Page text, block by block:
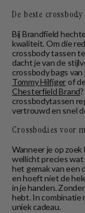
De beste
Bij Brandfield
kwaliteit. Om die
crossbody tassen
dacht je van de
crossbody bags van
Tommy Hilfiger of
Chesterfield Brand
crossbodytassen
vertrouwd en snel
Crossbodies voor
Wanneer je op
wellicht precies wat
het gemak van een
en hoeft niet de
in je handen.
hebt. In combinatie
uniek cadeau.